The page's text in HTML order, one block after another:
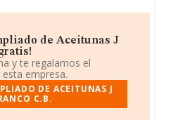
de Aceitunas J
y te regalamos el
empresa.
DE ACEITUNAS J
C.B.